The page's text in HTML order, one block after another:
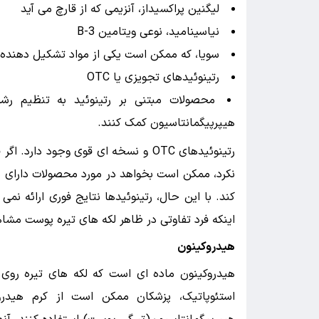
لیگنین پراکسیداز، آنزیمی که از قارچ می آید
نیاسینامید، نوعی ویتامین B-3
سویا، که ممکن است یکی از مواد تشکیل
رتینوئیدهای تجویزی یا OTC
محصولات مبتنی بر رتینوئید به
هیپرپیگمانتاسیون کمک کنند.
نکرد، ممکن است بخواهد در مورد محصولات
کند. با این حال، رتینوئیدها نتایج فوری
اینکه فرد تفاوتی در ظاهر لکه های تیره پوست
هیدروکینون
هیدروکینون ماده ای است که لکه های تیره
استئوپاتیک، پزشکان ممکن است از کرم